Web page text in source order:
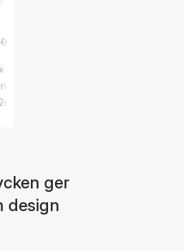
kr
Creoles
/ Rostfritt stål
kr
Sistie 2nd Chunky Bracelet
Guldfärg / Guldpläterat rostfritt stål
ger
design